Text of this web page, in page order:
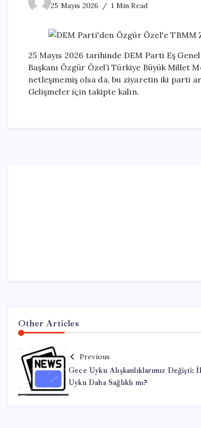
25 Mayıs 2026
1 Min Read
25 Mayıs 2026 tarihinde DEM Parti Eş
Başkanı Özgür Özel’i Türkiye Büyük Millet
netleşmemiş olsa da, bu ziyaretin iki parti
Gelişmeler için takipte kalın.
Other Articles
Previous
Gece Uyku Alışkanlıklarımız Değişti:
Uyku Daha Sağlıklı mı?